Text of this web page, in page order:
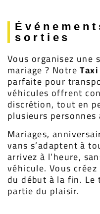
sorties
Vous organisez une
mariage ? Notre
parfaite pour
véhicules offrent
discrétion, tout en
plusieurs personnes
Mariages,
vans s’adaptent à
arrivez à l’heure,
véhicule. Vous
du début à la fin.
partie du plaisir.